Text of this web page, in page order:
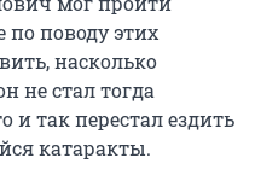
по поводу этих
насколько
не стал тогда
и так перестал ездить
катаракты.